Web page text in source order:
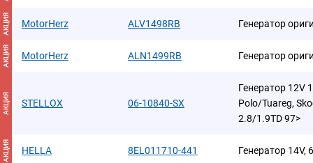
АКЦИЯ
MotorHerz ALV1498RB Генератор
АКЦИЯ MotorHerz ALN1499RB Генератор
АКЦИЯ STELLOX 06-10840-SX
Генератор 12V
Polo/Tuareg,
2.8/1.9TD 97>
АКЦИЯ HELLA 8EL011710-441 Генератор 14V,